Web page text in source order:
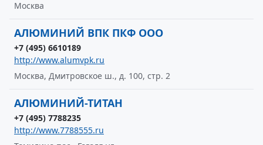
Москва
АЛЮМИНИЙ ВПК ПКФ ООО
+7 (495) 6610189
http://www.alumvpk.ru
Москва, Дмитровское ш., д. 100, стр. 2
АЛЮМИНИЙ-ТИТАН
+7 (495) 7788235
http://www.7788555.ru